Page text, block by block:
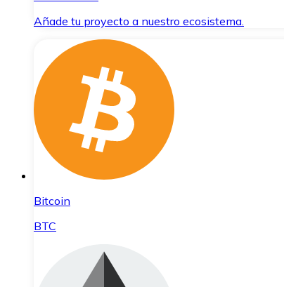
Añade tu proyecto a nuestro ecosistema.
Bitcoin
BTC